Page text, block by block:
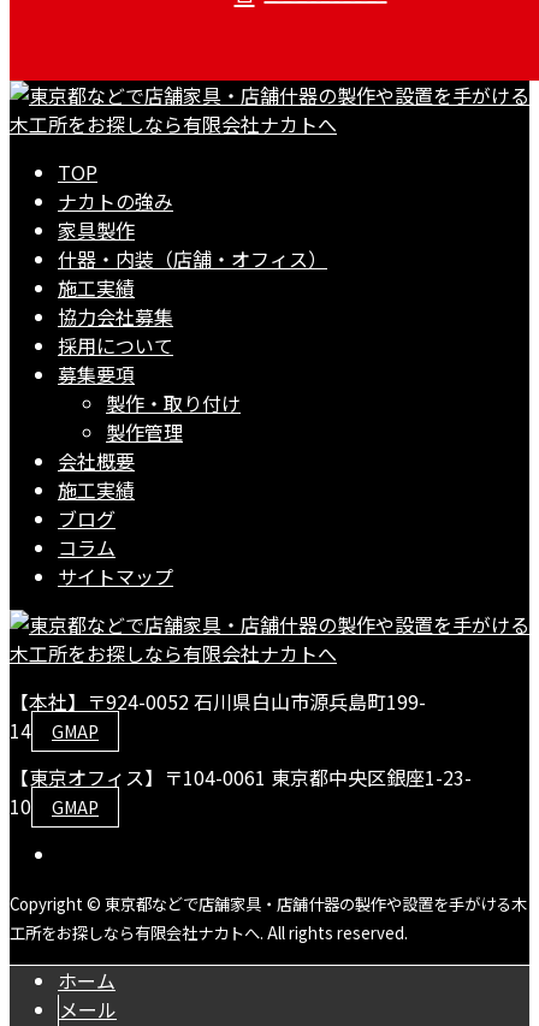
TOP
ナカトの強み
家具製作
什器・内装（店舗・オフィス）
施工実績
協力会社募集
採用について
募集要項
製作・取り付け
製作管理
会社概要
施工実績
ブログ
コラム
サイトマップ
【本社】〒924-0052 石川県白山市源兵島町199-
14
GMAP
【東京オフィス】〒104-0061 東京都中央区銀座1-23-
10
GMAP
Copyright © 東京都などで店舗家具・店舗什器の製作や設置を手がける木
工所をお探しなら有限会社ナカトへ. All rights reserved.
ホーム
メール